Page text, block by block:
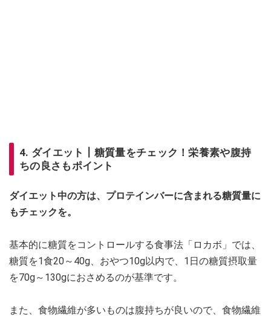
4. ダイエット┃糖質量をチェック！栄養素や腹持
ちの良さもポイント
ダイエット中の方は、プロテインバーに含まれる糖質量に
もチェックを。
基本的に糖質をコントロールする食事法「ロカボ」では、
糖質を1食20～40g、おやつ10g以内で、1日の糖質摂取量
を70g～130gにおさめるのが基準です。
また、食物繊維が多いものは腹持ちが良いので、食物繊維